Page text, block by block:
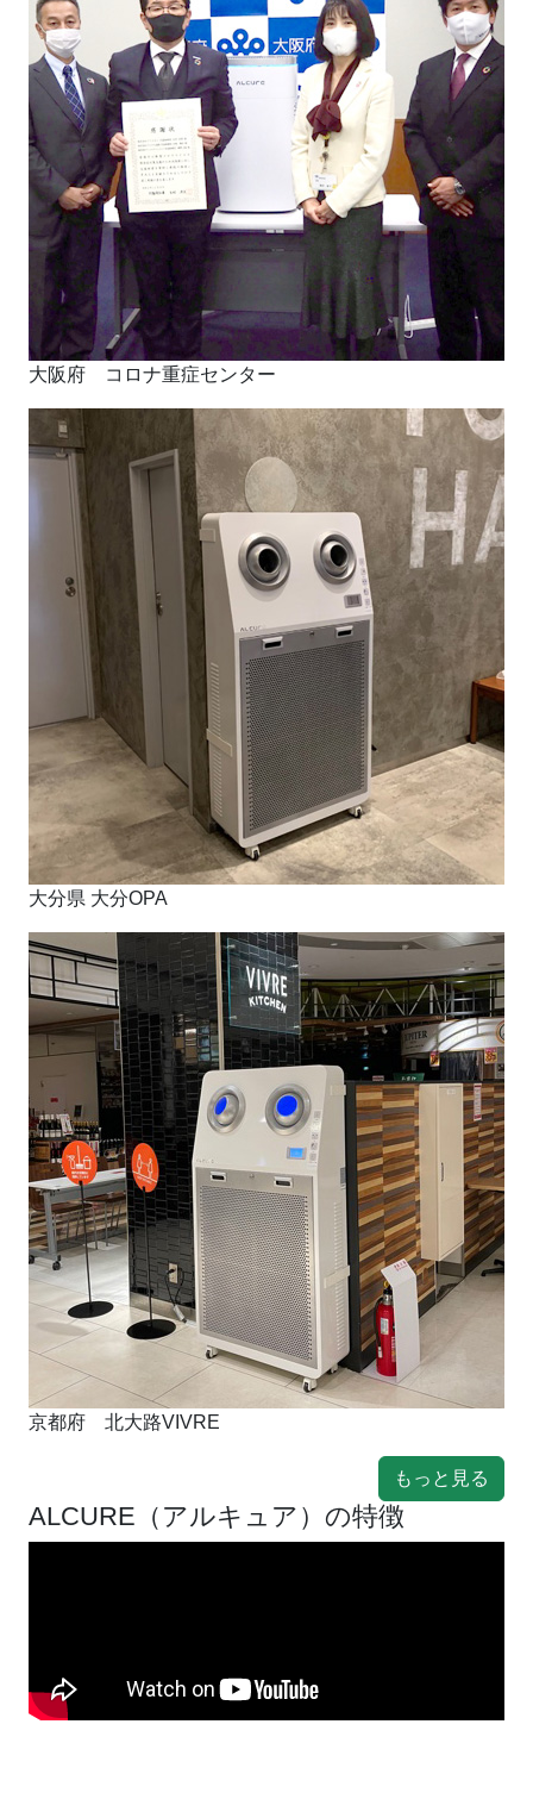
大阪府 コロナ重症センター
大分県 大分OPA
京都府 北大路VIVRE
もっと見る
ALCURE（アルキュア）の特徴